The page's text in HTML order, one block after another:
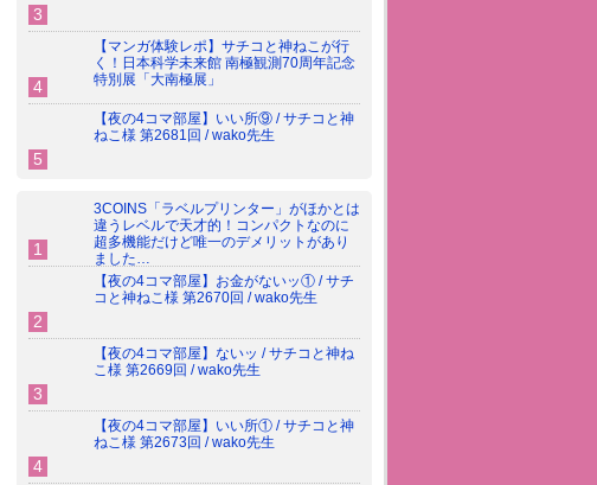
【マンガ体験レポ】サチコと神ねこが行
く！日本科学未来館 南極観測70周年記念
特別展「大南極展」
【夜の4コマ部屋】いい所⑨ / サチコと神
ねこ様 第2681回 / wako先生
3COINS「ラベルプリンター」がほかとは
違うレベルで天才的！コンパクトなのに
超多機能だけど唯一のデメリットがあり
ました…
【夜の4コマ部屋】お金がないッ① / サチ
コと神ねこ様 第2670回 / wako先生
【夜の4コマ部屋】ないッ / サチコと神ね
こ様 第2669回 / wako先生
【夜の4コマ部屋】いい所① / サチコと神
ねこ様 第2673回 / wako先生